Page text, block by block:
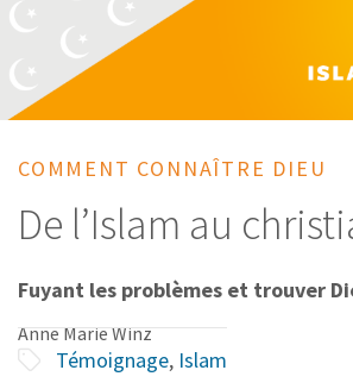
COMMENT CONNAÎTRE DIEU
De l’Islam au
Fuyant les problèmes et trouver
Anne Marie Winz
Témoignage, Islam